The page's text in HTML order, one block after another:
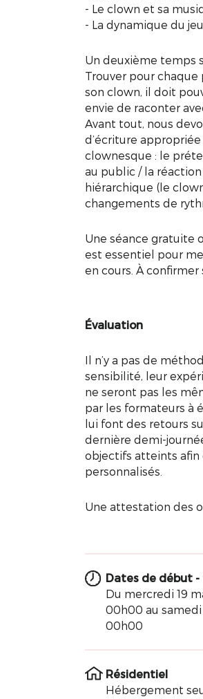
- Le clown et sa
- La dynamique du
Un deuxième temps
Trouver pour chaque
son clown, il doit
envie de raconter
Avant tout, nous
d’écriture
clownesque : le
au public / la
hiérarchique (le
changements de
Une séance gratuite
est essentiel pour
en cours. À confirmer
Évaluation
Il n’y a pas de
sensibilité, leur
ne seront pas les
par les formateurs à
lui font des retours
dernière demi-
objectifs atteints afin
personnalisés.
Une attestation des
Dates de début -
Du mercredi 19
00h00 au samedi
00h00
Résidentiel
Hébergement